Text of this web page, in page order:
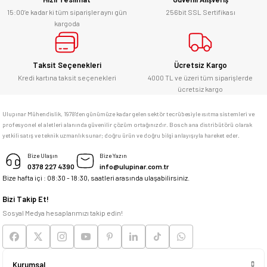
alabilirsiniz.
E... Ü... | 10/06/2026
Bosch marka alet alacaksam kesinlikle
adresim Ulupınar.com.tr
memnun kaldım
Deneyimini Paylaş
15:00’e kadar ki tüm siparişler aynı gün
kargoda
256bit SSL Sertifikası
Taksit Seçenekleri
Kredi kartına taksit seçenekleri
Ücretsiz Kargo
4000 TL ve üzeri tüm siparişlerde
ücretsiz kargo
Ulupınar Mühendislik, 1978'den günümüze kadar gelen sektör tecrübesiyle ısıtma sistemleri ve
profesyonel el aletleri alanında güvenilir çözüm ortağınızdır. Bosch ana distribütörü olarak
yetkili satış ve teknik uzmanlık sunar; doğru ürün ve doğru bilgi anlayışıyla hareket eder.
Bize Ulaşın
0378 227 4390
Bize Yazın
info@ulupinar.com.tr
Bize hafta içi : 08:30 - 18:30, saatleri arasında ulaşabilirsiniz.
Bizi Takip Et!
Sosyal Medya hesaplarımızı takip edin!
Kurumsal